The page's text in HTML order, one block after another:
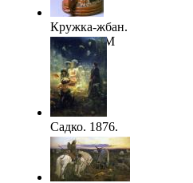
Кружка-жбан.
XIX в. ГРМ
Садко. 1876.
ГРМ